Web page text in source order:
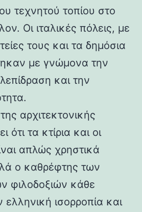
τεχνητού τοπίου στο
Οι ιταλικές πόλεις, με
τους και τα δημόσια
με γνώμονα την
και την
αρχιτεκτονικής
ότι τα κτίρια και οι
απλώς χρηστικά
ο καθρέφτης των
φιλοδοξιών κάθε
ισορροπία και